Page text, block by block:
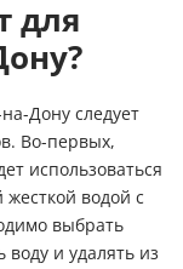
для
Дону следует
Во-первых,
использоваться
жесткой водой с
выбрать
и удалять из